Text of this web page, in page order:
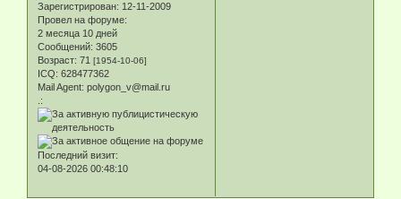
Зарегистрирован: 12-11-2009
Провел на форуме:
2 месяца 10 дней
Сообщений: 3605
Возраст: 71 [1954-10-06]
ICQ: 628477362
Mail Agent: polygon_v@mail.ru
.:
Последний визит:
04-08-2026 00:48:10